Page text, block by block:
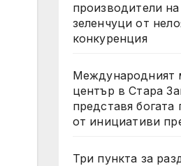
производители
зеленчуци от
конкуренция
Международният
център в Стара
представя богата
от инициативи
Три пункта за